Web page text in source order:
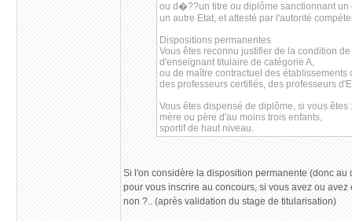
ou d�??un titre ou diplôme sanctionnant un
un autre Etat, et attesté par l'autorité
Dispositions permanentes
Vous êtes reconnu justifier de la condition
d'enseignant titulaire de catégorie A,
ou de maître contractuel des
des professeurs certifiés, des professeurs
Vous êtes dispensé de diplôme, si vous êtes :
mère ou père d'au moins trois enfants,
sportif de haut niveau.
Si l'on considère la disposition permanente (donc
pour vous inscrire au concours, si vous avez ou
non ?.. (après validation du stage de titularisation)